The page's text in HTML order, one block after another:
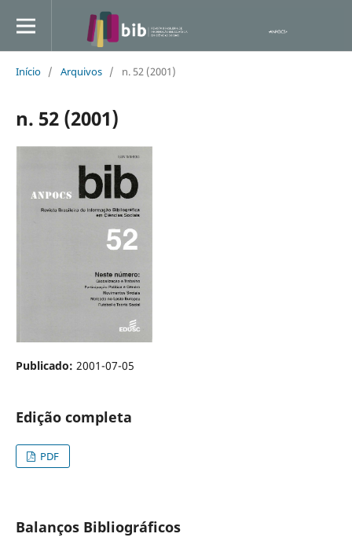
Início / Arquivos / n. 52 (2001)
n. 52 (2001)
Publicado: 2001-07-05
Edição completa
PDF
Balanços Bibliográficos